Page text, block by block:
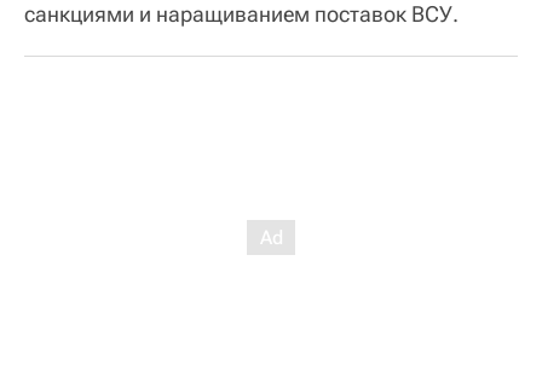
санкциями и наращиванием поставок ВСУ.